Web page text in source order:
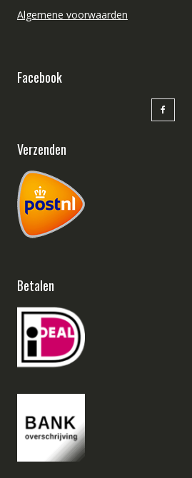
Algemene voorwaarden
Facebook
Verzenden
Betalen